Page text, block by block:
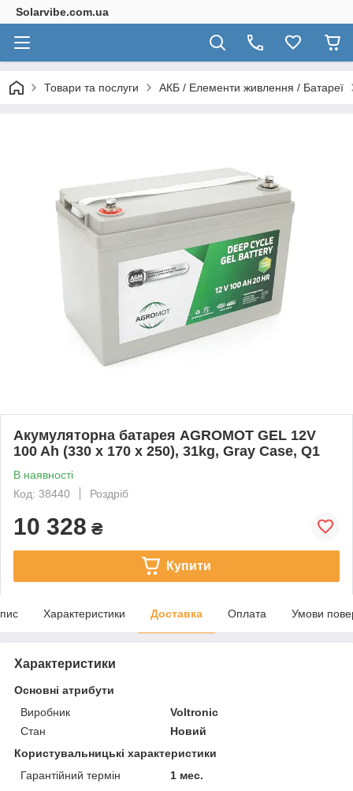
Solarvibe.com.ua
Товари та послуги АКБ / Елементи живлення / Батареї
Акумуляторна батарея AGROMOT GEL 12V
100 Ah (330 х 170 х 250), 31kg, Gray Case, Q1
В наявності
Код: 38440
Роздріб
10 328 ₴
Купити
Характеристики Доставка Оплата Умови
Характеристики
Основні атрибути
Виробник
Voltronic
Стан
Новий
Користувальницькі характеристики
Гарантійний термін
1 мес.